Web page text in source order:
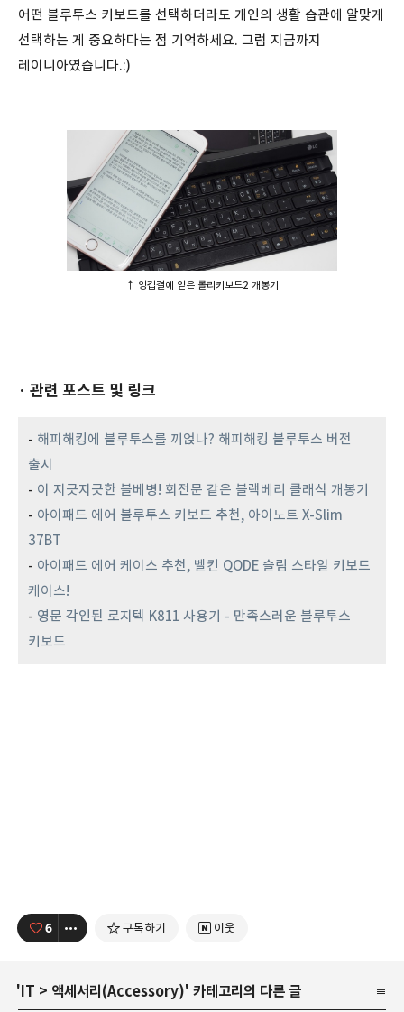
어떤 블루투스 키보드를 선택하더라도 개인의 생활 습관에 알맞게
선택하는 게 중요하다는 점 기억하세요. 그럼 지금까지
레이니아였습니다.:)
↑ 엉겁결에 얻은 롤리키보드2 개봉기
· 관련 포스트 및 링크
- 해피해킹에 블루투스를 끼얹나? 해피해킹 블루투스 버전
출시
- 이 지긋지긋한 블베병! 회전문 같은 블랙베리 클래식 개봉기
- 아이패드 에어 블루투스 키보드 추천, 아이노트 X-Slim
37BT
- 아이패드 에어 케이스 추천, 벨킨 QODE 슬림 스타일 키보드
케이스!
- 영문 각인된 로지텍 K811 사용기 - 만족스러운 블루투스
키보드
6 구독하기 이웃
' IT > 액세서리(Accessory)' 카테고리의 다른 글